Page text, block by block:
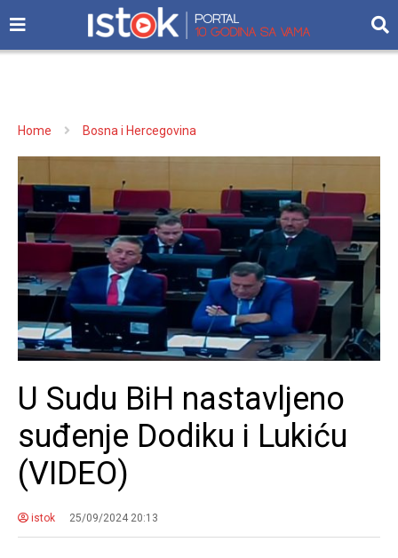
Home Bosna i Hercegovina
U Sudu BiH nastavljeno
suđenje Dodiku i Lukiću
(VIDEO)
istok 25/09/2024 20:13